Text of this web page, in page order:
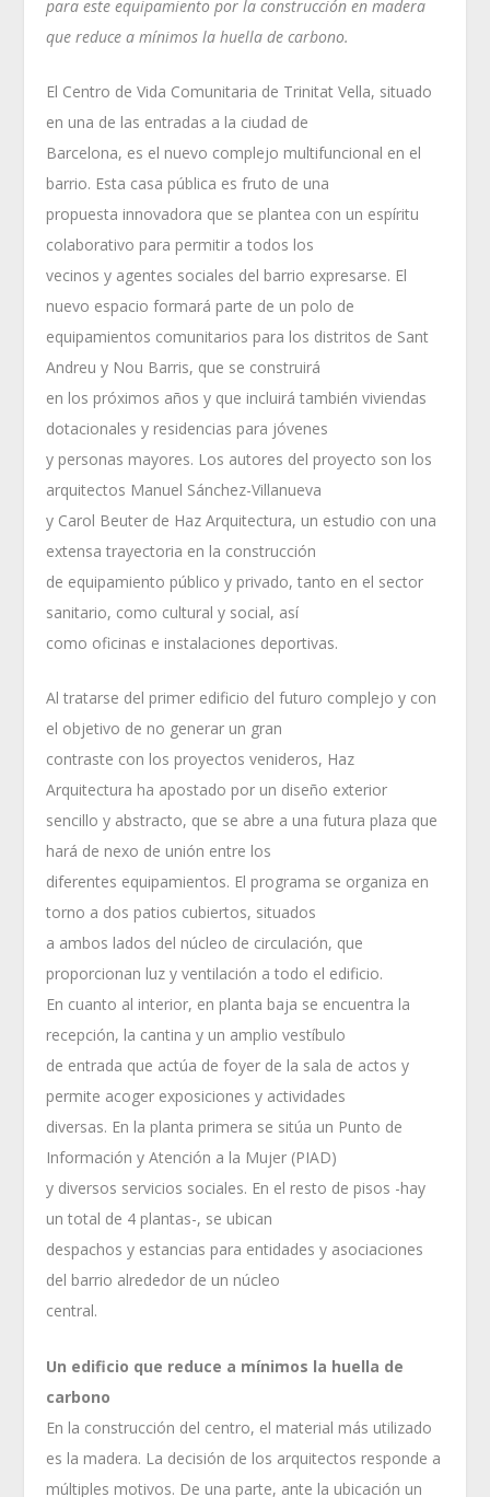
para este equipamiento por la construcción en madera
que reduce a mínimos la huella de carbono.
El Centro de Vida Comunitaria de Trinitat Vella, situado
en una de las entradas a la ciudad de
Barcelona, es el nuevo complejo multifuncional en el
barrio. Esta casa pública es fruto de una
propuesta innovadora que se plantea con un espíritu
colaborativo para permitir a todos los
vecinos y agentes sociales del barrio expresarse. El
nuevo espacio formará parte de un polo de
equipamientos comunitarios para los distritos de Sant
Andreu y Nou Barris, que se construirá
en los próximos años y que incluirá también viviendas
dotacionales y residencias para jóvenes
y personas mayores. Los autores del proyecto son los
arquitectos Manuel Sánchez-Villanueva
y Carol Beuter de Haz Arquitectura, un estudio con una
extensa trayectoria en la construcción
de equipamiento público y privado, tanto en el sector
sanitario, como cultural y social, así
como oficinas e instalaciones deportivas.
Al tratarse del primer edificio del futuro complejo y con
el objetivo de no generar un gran
contraste con los proyectos venideros, Haz
Arquitectura ha apostado por un diseño exterior
sencillo y abstracto, que se abre a una futura plaza que
hará de nexo de unión entre los
diferentes equipamientos. El programa se organiza en
torno a dos patios cubiertos, situados
a ambos lados del núcleo de circulación, que
proporcionan luz y ventilación a todo el edificio.
En cuanto al interior, en planta baja se encuentra la
recepción, la cantina y un amplio vestíbulo
de entrada que actúa de foyer de la sala de actos y
permite acoger exposiciones y actividades
diversas. En la planta primera se sitúa un Punto de
Información y Atención a la Mujer (PIAD)
y diversos servicios sociales. En el resto de pisos -hay
un total de 4 plantas-, se ubican
despachos y estancias para entidades y asociaciones
del barrio alrededor de un núcleo
central.
Un edificio que reduce a mínimos la huella de
carbono
En la construcción del centro, el material más utilizado
es la madera. La decisión de los arquitectos responde a
múltiples motivos. De una parte, ante la ubicación un